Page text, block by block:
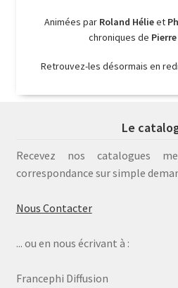
Animées par Roland Hélieet
chroniques de
Retrouvez-les désormais en
Le
Recevez nos catalogues
correspondance sur simple
Nous Contacter
... ou en nous écrivant à :
Francephi Diffusion